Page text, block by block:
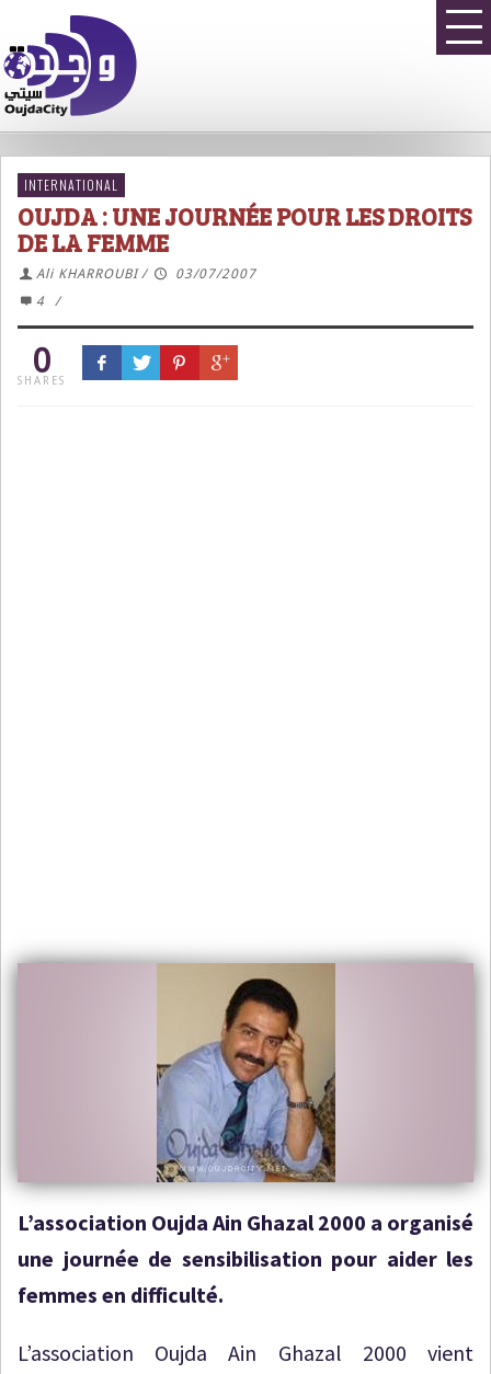
INTERNATIONAL
OUJDA : UNE JOURNÉE POUR LES DROITS
DE LA FEMME
Ali KHARROUBI /
03/07/2007
4
/
0
SHARES
L’association Oujda Ain Ghazal 2000 a organisé
une journée de sensibilisation pour aider les
femmes en difficulté.
L’association Oujda Ain Ghazal 2000 vient